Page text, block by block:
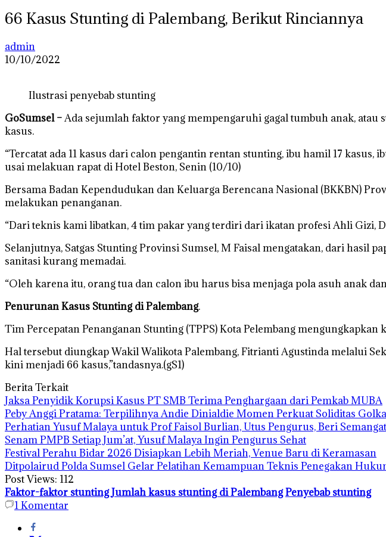
66 Kasus Stunting di Palembang, Berikut Rinciannya
admin
10/10/2022
Ilustrasi penyebab stunting
GoSumsel –Ada sejumlah faktor yang mempengaruhi gagal tumbuh anak, atau
kasus.
“Tercatat ada 11 kasus dari calon pengantin rentan stunting, ibu hamil 17 kasus,
usai melakuan rapat di Hotel Beston, Senin (10/10)
Bersama Badan Kependudukan dan Keluarga Berencana Nasional (BKKBN)
melakukan penanganan.
“Dari teknis kami libatkan, 4 tim pakar yang terdiri dari ikatan profesi Ahli Gizi,
Selanjutnya, Satgas Stunting Provinsi Sumsel, M Faisal mengatakan, dari hasil
sanitasi kurang memadai.
“Oleh karena itu, orang tua dan calon ibu harus bisa menjaga pola asuh anak
Penurunan Kasus Stunting di Palembang.
Tim Percepatan Penanganan Stunting (TPPS) Kota Pelembang
Hal tersebut diungkap Wakil Walikota Palembang, Fitrianti Agustinda melalui
kini menjadi 66 kasus,”tandasnya.(gS1)
Berita Terkait
Jaksa Penyidik Korupsi Kasus PT SMB Terima Penghargaan dari Pemkab MUBA
Peby Anggi Pratama: Terpilihnya Andie Dinialdie Momen Perkuat Soliditas
Perhatian Yusuf Malaya untuk Prof Faisol Burlian, Utus Pengurus, Beri
Senam PMPB Setiap Jum’at, Yusuf Malaya Ingin Pengurus Sehat
Festival Perahu Bidar 2026 Disiapkan Lebih Meriah, Venue Baru di Keramasan
Ditpolairud Polda Sumsel Gelar Pelatihan Kemampuan Teknis Penegakan
Post Views: 112
Faktor-faktor stuntingJumlah kasus stunting di PalembangPenyebab stunting
1Komentar